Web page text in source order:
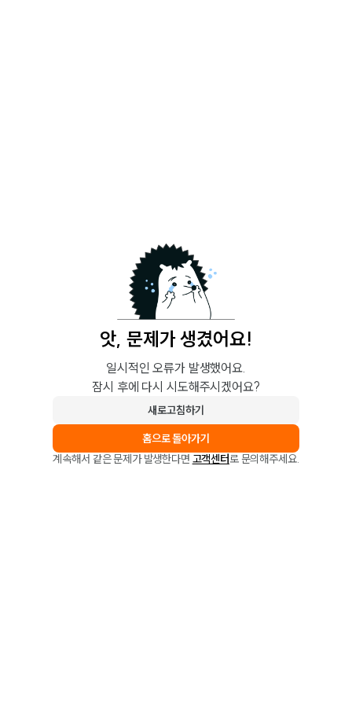
앗, 문제가 생겼어요!
일시적인 오류가 발생했어요.
잠시 후에 다시 시도해주시겠어요?
새로고침하기
홈으로 돌아가기
계속해서 같은 문제가 발생한다면 고객센터로 문의해주세요.